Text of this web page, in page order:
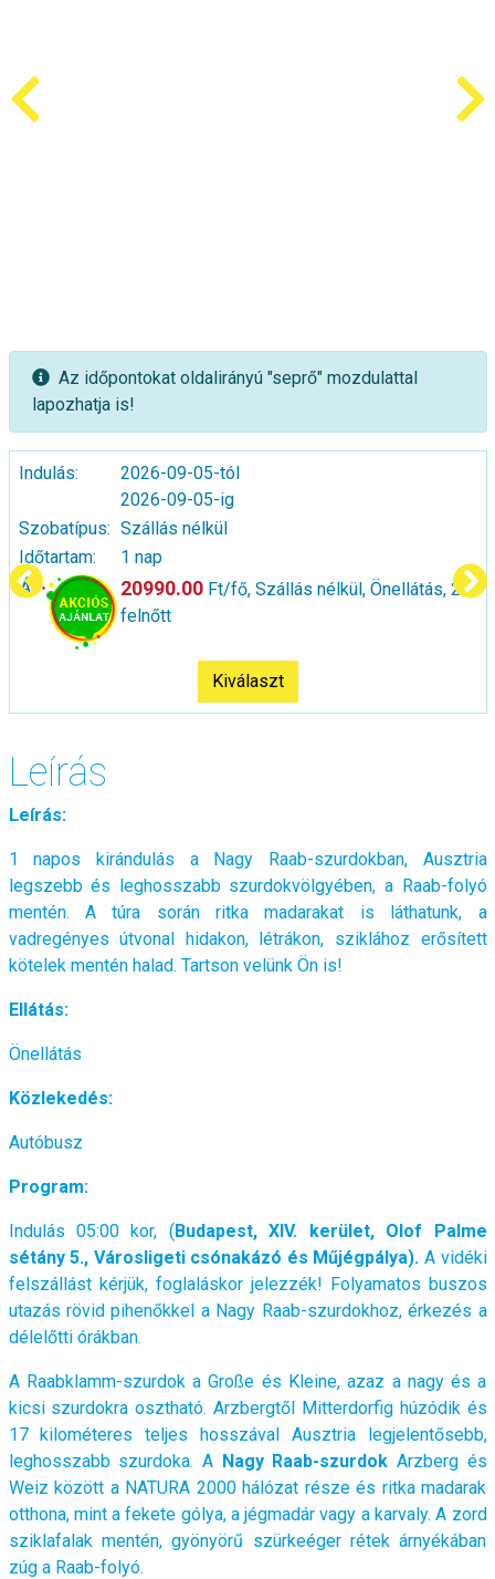
Az időpontokat oldalirányú "seprő" mozdulattal
lapozhatja is!
Indulás:
2026-09-05-tól
2026-09-05-ig
Szobatípus: Szállás nélkül
Időtartam:
1 nap
Ár:
20990.00 Ft/fő, Szállás nélkül, Önellátás, 2
felnőtt
Kiválaszt
Leírás
Leírás:
1 napos kirándulás a Nagy Raab-szurdokban, Ausztria
legszebb és leghosszabb szurdokvölgyében, a Raab-folyó
mentén. A túra során ritka madarakat is láthatunk, a
vadregényes útvonal hidakon, létrákon, sziklához erősített
kötelek mentén halad. Tartson velünk Ön is!
Ellátás:
Önellátás
Közlekedés:
Autóbusz
Program:
Indulás 05:00 kor, (Budapest, XIV. kerület, Olof Palme
sétány 5., Városligeti csónakázó és Műjégpálya). A vidéki
felszállást kérjük, foglaláskor jelezzék! Folyamatos buszos
utazás rövid pihenőkkel a Nagy Raab-szurdokhoz, érkezés a
délelőtti órákban.
A Raabklamm-szurdok a Große és Kleine, azaz a nagy és a
kicsi szurdokra osztható. Arzbergtől Mitterdorfig húzódik és
17 kilométeres teljes hosszával Ausztria legjelentősebb,
leghosszabb szurdoka. A Nagy Raab-szurdok Arzberg és
Weiz között a NATURA 2000 hálózat része és ritka madarak
otthona, mint a fekete gólya, a jégmadár vagy a karvaly. A zord
sziklafalak mentén, gyönyörű szürkeéger rétek árnyékában
zúg a Raab-folyó.